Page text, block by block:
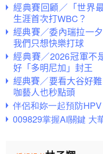
經典賽回顧／「世界
生涯首次打WBC？
經典賽／委內瑞拉一
我們只想快樂打球
經典賽／2026冠軍不
好「多明尼加」封王
經典賽／要看大谷好
咖藝人也秒點頭